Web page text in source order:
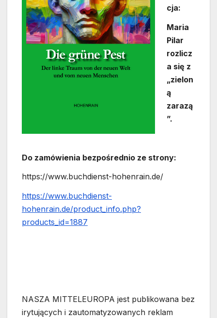
cja:
Maria
Pilar
rozlicz
a się z
„zielon
ą
zarazą
”.
Do zamówienia bezpośrednio ze strony:
https://www.buchdienst-hohenrain.de/
https://www.buchdienst-
hohenrain.de/product_info.php?
products_id=1887
NASZA MITTELEUROPA jest publikowana bez
irytujących i zautomatyzowanych reklam